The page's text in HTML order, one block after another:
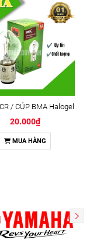
/ CÚP BMA Halogel
20.000₫
MUA HÀNG